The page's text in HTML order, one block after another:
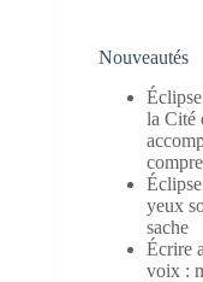
Nouveautés
la Cité
yeux
sache
Écrire
voix :